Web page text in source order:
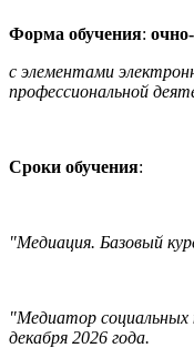
Форма обучения:
с элементами
профессиональной
Сроки обучения:
"Медиация. Базовый
"Медиатор
декабря 2026 года.